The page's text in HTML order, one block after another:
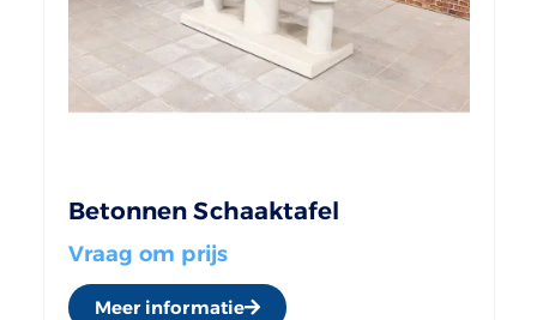
Betonnen Schaaktafel
Vraag om prijs
Meer informatie